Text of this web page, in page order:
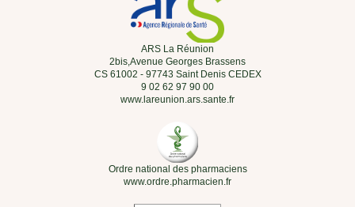
ARS La Réunion
2bis,Avenue Georges Brassens
CS 61002 - 97743 Saint Denis CEDEX
9 02 62 97 90 00
www.lareunion.ars.sante.fr
Ordre national des pharmaciens
www.ordre.pharmacien.fr